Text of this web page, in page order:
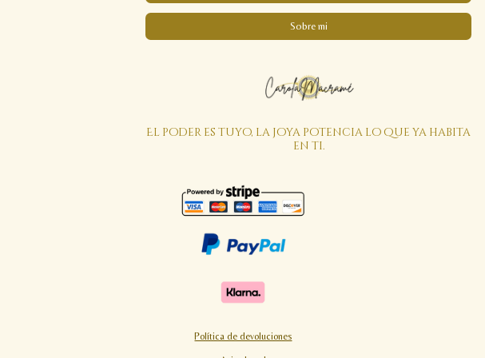
Sobre mi
El poder es tuyo, la joya potencia lo que ya habita
en ti.
Política de devoluciones